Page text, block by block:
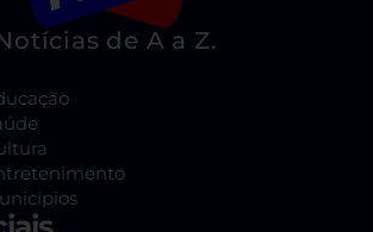
de A a Z.